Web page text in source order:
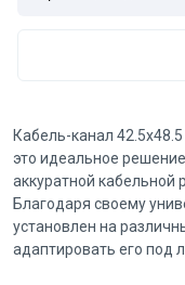
Кабель-канал
это идеальное
аккуратной
Благодаря своему
установлен на
адаптировать его под